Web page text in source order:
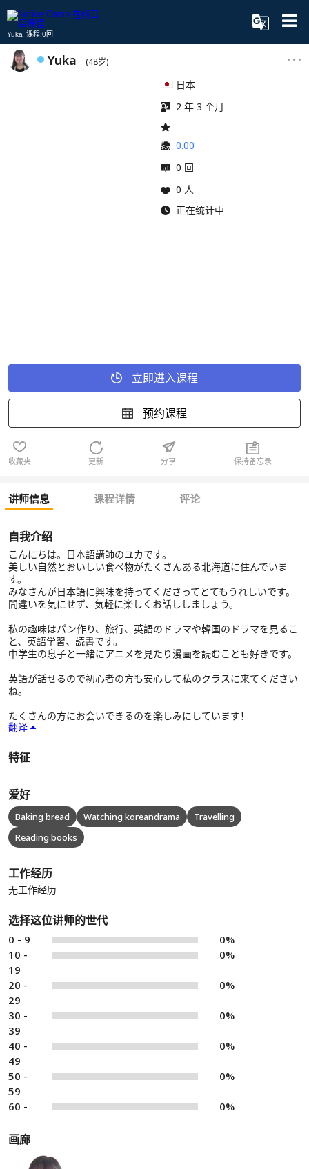
Yuka 课程:0回
Yuka (48岁)
日本
2 年 3 个月
0.00
0 回
0 人
正在统计中
立即进入课程
预约课程
收藏夹 更新 分享 保持备忘录
讲师信息 课程详情 评论
自我介绍
こんにちは。日本語講師のユカです。
美しい自然とおいしい食べ物がたくさんある北海道に住んでいま
す。
みなさんが日本語に興味を持ってくださってとてもうれしいです。
間違いを気にせず、気軽に楽しくお話ししましょう。
私の趣味はパン作り、旅行、英語のドラマや韓国のドラマを見るこ
と、英語学習、読書です。
中学生の息子と一緒にアニメを見たり漫画を読むことも好きです。
英語が話せるので初心者の方も安心して私のクラスに来てください
ね。
たくさんの方にお会いできるのを楽しみにしています！
翻译
特征
爱好
Baking bread Watching koreandrama
Travelling
Reading books
工作经历
无工作经历
选择这位讲师的世代
0 - 9
0%
10 -
19
0%
20 -
29
0%
30 -
39
0%
40 -
49
0%
50 -
59
0%
60 - 0%
画廊